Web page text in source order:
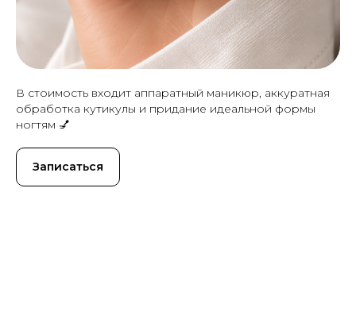
В стоимость входит аппаратный маникюр, аккуратная
обработка кутикулы и придание идеальной формы
ногтям 💅
Записаться